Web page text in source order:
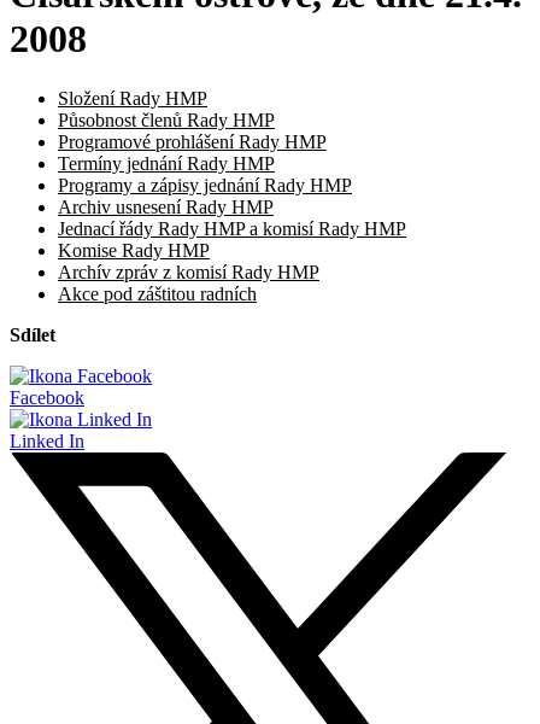
2008
Složení Rady HMP
Působnost členů Rady HMP
Programové prohlášení Rady HMP
Termíny jednání Rady HMP
Programy a zápisy jednání Rady HMP
Archiv usnesení Rady HMP
Jednací řády Rady HMP a komisí Rady HMP
Komise Rady HMP
Archív zpráv z komisí Rady HMP
Akce pod záštitou radních
Sdílet
Facebook
Linked In